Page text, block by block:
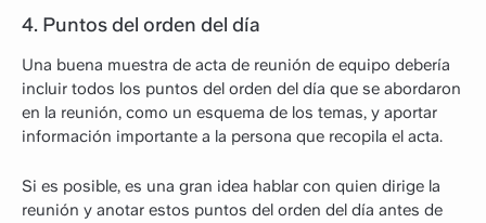
4. Puntos del orden del día
Una buena muestra de acta de reunión de equipo debería
incluir todos los puntos del orden del día que se abordaron
en la reunión, como un esquema de los temas, y aportar
información importante a la persona que recopila el acta.
Si es posible, es una gran idea hablar con quien dirige la
reunión y anotar estos puntos del orden del día antes de